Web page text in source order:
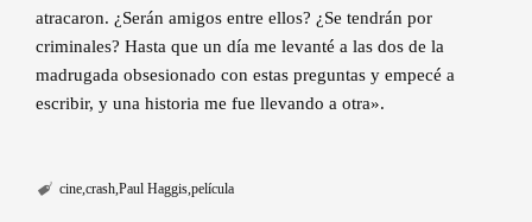
atracaron. ¿Serán amigos entre ellos? ¿Se tendrán por
criminales? Hasta que un día me levanté a las dos de la
madrugada obsesionado con estas preguntas y empecé a
escribir, y una historia me fue llevando a otra».
cine crash Paul Haggis película